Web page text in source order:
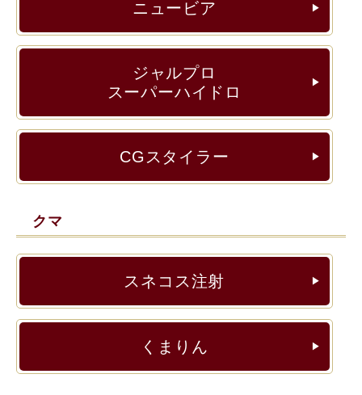
ニュービア ▶︎
ジャルプロ
スーパーハイドロ
▶︎
CGスタイラー ▶︎
クマ
スネコス注射 ▶︎
くまりん ▶︎